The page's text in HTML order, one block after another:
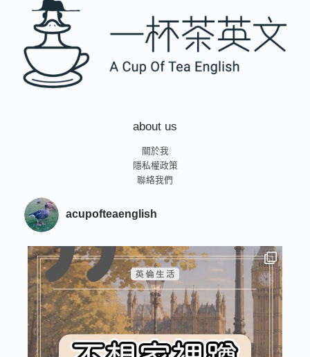
about us
關於我
隱私權政策
聯絡我們
acupofteaenglish